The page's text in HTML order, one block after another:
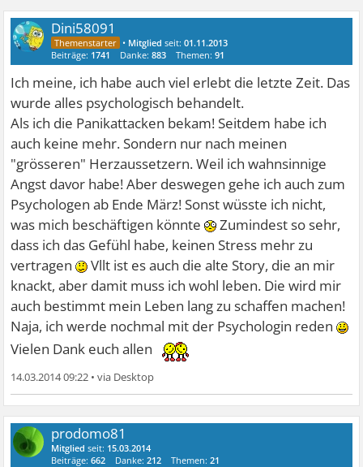
Dini58091
• Mitglied seit:01.11.2013
Beiträge: 1741 Danke:883 Themen:91
Ich meine, ich habe auch viel erlebt die letzte Zeit. Das
wurde alles psychologisch behandelt.
Als ich die Panikattacken bekam! Seitdem habe ich
auch keine mehr. Sondern nur nach meinen
"grösseren" Herzaussetzern. Weil ich wahnsinnige
Angst davor habe! Aber deswegen gehe ich auch zum
Psychologen ab Ende März! Sonst wüsste ich nicht,
was mich beschäftigen könnte
Zumindest so sehr,
dass ich das Gefühl habe, keinen Stress mehr zu
vertragen
Vllt ist es auch die alte Story, die an mir
knackt, aber damit muss ich wohl leben. Die wird mir
auch bestimmt mein Leben lang zu schaffen machen!
Naja, ich werde nochmal mit der Psychologin reden
Vielen Dank euch allen
14.03.2014 09:22 •
prodomo81
Mitglied seit: 15.03.2014
Beiträge:662 Danke:212 Themen:21